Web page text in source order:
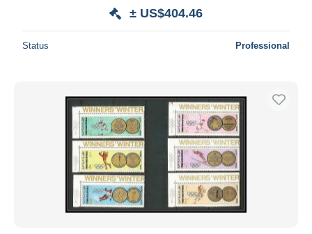
Seller's residence
Submit
± US$404.46
Status Professional